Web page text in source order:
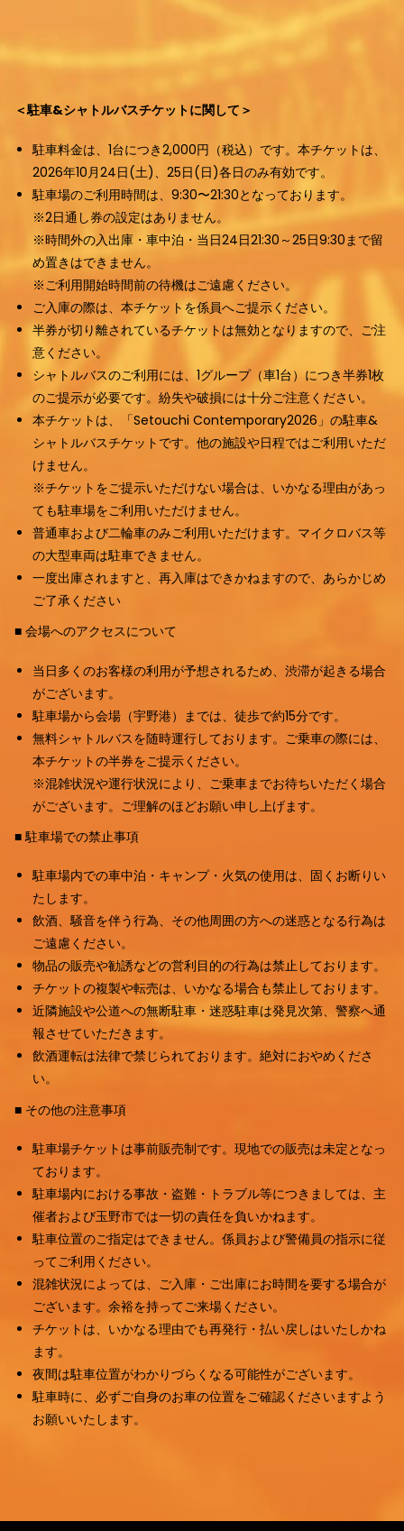
＜駐車&シャトルバスチケットに関して＞
駐車料金は、1台につき2,000円（税込）です。本チケットは、
2026年10月24日(土)、25日(日)各日のみ有効です。
駐車場のご利用時間は、9:30〜21:30となっております。
※2日通し券の設定はありません。
※時間外の入出庫・車中泊・当日24日21:30～25日9:30まで留
め置きはできません。
※ご利用開始時間前の待機はご遠慮ください。
ご入庫の際は、本チケットを係員へご提示ください。
半券が切り離されているチケットは無効となりますので、ご注
意ください。
シャトルバスのご利用には、1グループ（車1台）につき半券1枚
のご提示が必要です。紛失や破損には十分ご注意ください。
本チケットは、「Setouchi Contemporary2026」の駐車&
シャトルバスチケットです。他の施設や日程ではご利用いただ
けません。
※チケットをご提示いただけない場合は、いかなる理由があっ
ても駐車場をご利用いただけません。
普通車および二輪車のみご利用いただけます。マイクロバス等
の大型車両は駐車できません。
一度出庫されますと、再入庫はできかねますので、あらかじめ
ご了承ください
■ 会場へのアクセスについて
当日多くのお客様の利用が予想されるため、渋滞が起きる場合
がございます。
駐車場から会場（宇野港）までは、徒歩で約15分です。
無料シャトルバスを随時運行しております。ご乗車の際には、
本チケットの半券をご提示ください。
※混雑状況や運行状況により、ご乗車までお待ちいただく場合
がございます。ご理解のほどお願い申し上げます。
■ 駐車場での禁止事項
駐車場内での車中泊・キャンプ・火気の使用は、固くお断りい
たします。
飲酒、騒音を伴う行為、その他周囲の方への迷惑となる行為は
ご遠慮ください。
物品の販売や勧誘などの営利目的の行為は禁止しております。
チケットの複製や転売は、いかなる場合も禁止しております。
近隣施設や公道への無断駐車・迷惑駐車は発見次第、警察へ通
報させていただきます。
飲酒運転は法律で禁じられております。絶対におやめくださ
い。
■ その他の注意事項
駐車場チケットは事前販売制です。現地での販売は未定となっ
ております。
駐車場内における事故・盗難・トラブル等につきましては、主
催者および玉野市では一切の責任を負いかねます。
駐車位置のご指定はできません。係員および警備員の指示に従
ってご利用ください。
混雑状況によっては、ご入庫・ご出庫にお時間を要する場合が
ございます。余裕を持ってご来場ください。
チケットは、いかなる理由でも再発行・払い戻しはいたしかね
ます。
夜間は駐車位置がわかりづらくなる可能性がございます。
駐車時に、必ずご自身のお車の位置をご確認くださいますよう
お願いいたします。
August 23 to 26, 2022